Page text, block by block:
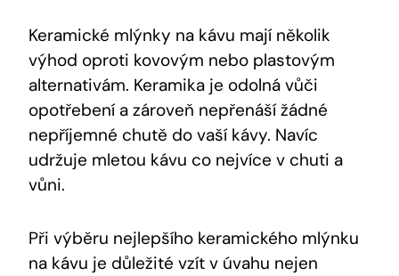
Keramické mlýnky na kávu mají několik
výhod oproti kovovým nebo plastovým
alternativám. Keramika je odolná vůči
opotřebení a zároveň nepřenáší žádné
nepříjemné chutě do vaší kávy. Navíc
udržuje mletou kávu co nejvíce v chuti a
vůni.
Při výběru nejlepšího keramického mlýnku
na kávu je důležité vzít v úvahu nejen